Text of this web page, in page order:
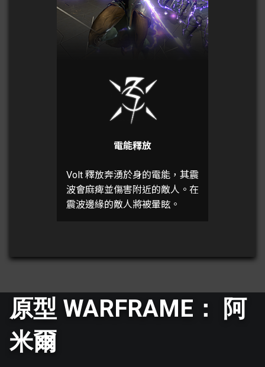
電能釋放
Volt 釋放奔湧於身的電能，其震
波會麻痺並傷害附近的敵人。在
震波邊緣的敵人將被暈眩。
原型 WARFRAME： 阿
米爾